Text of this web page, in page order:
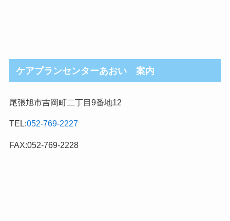
ケアプランセンターあおい 案内
尾張旭市吉岡町二丁目9番地12
TEL:052-769-2227
FAX:052-769-2228